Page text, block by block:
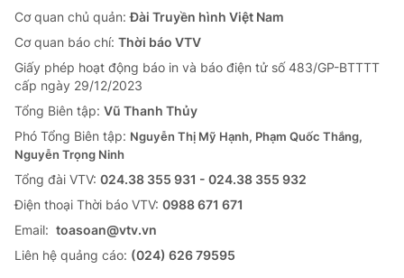
Cơ quan chủ quản:Đài Truyền hình Việt Nam
Cơ quan báo chí: Thời báo VTV
Giấy phép hoạt động báo in và báo điện tử số 483/GP-BTTTT
cấp ngày 29/12/2023
Tổng Biên tập: Vũ Thanh Thủy
Phó Tổng Biên tập: Nguyễn Thị Mỹ Hạnh, Phạm Quốc Thắng,
Nguyễn Trọng Ninh
Tổng đài VTV: 024.38 355 931 - 024.38 355 932
Ðiện thoại Thời báo VTV: 0988 671 671
Email: toasoan@vtv.vn
Liên hệ quảng cáo: (024) 626 79595